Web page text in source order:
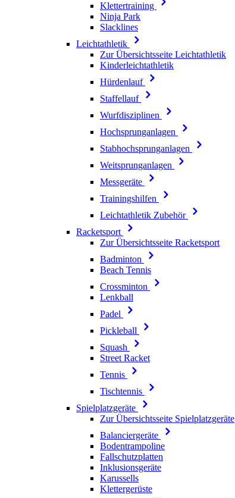
Klettertraining
Ninja Park
Slacklines
Leichtathletik
Zur Übersichtsseite Leichtathletik
Kinderleichtathletik
Hürdenlauf
Staffellauf
Wurfdisziplinen
Hochsprunganlagen
Stabhochsprunganlagen
Weitsprunganlagen
Messgeräte
Trainingshilfen
Leichtathletik Zubehör
Racketsport
Zur Übersichtsseite Racketsport
Badminton
Beach Tennis
Crossminton
Lenkball
Padel
Pickleball
Squash
Street Racket
Tennis
Tischtennis
Spielplatzgeräte
Zur Übersichtsseite Spielplatzgeräte
Balanciergeräte
Bodentrampoline
Fallschutzplatten
Inklusionsgeräte
Karussells
Klettergerüste